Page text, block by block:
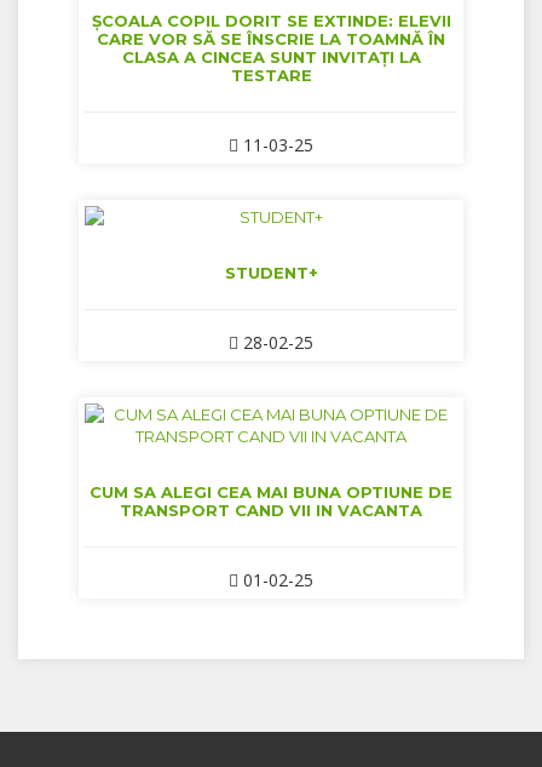
ȘCOALA COPIL DORIT SE EXTINDE: ELEVII
CARE VOR SĂ SE ÎNSCRIE LA TOAMNĂ ÎN
CLASA A CINCEA SUNT INVITAȚI LA
TESTARE
11-03-25
STUDENT+
28-02-25
CUM SA ALEGI CEA MAI BUNA OPTIUNE DE
TRANSPORT CAND VII IN VACANTA
01-02-25